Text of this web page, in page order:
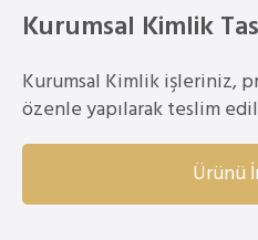
Kurumsal Kimlik
Kurumsal Kimlik işleriniz,
özenle yapılarak teslim
Ürünü